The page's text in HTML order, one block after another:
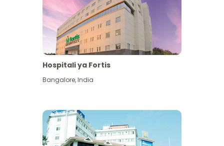
Hospitali ya Fortis
Bangalore,India